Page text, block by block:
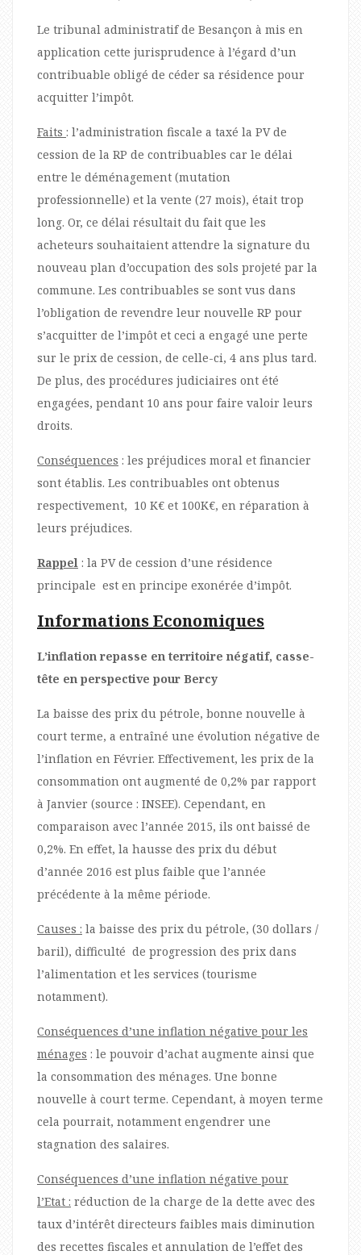
Le tribunal administratif de Besançon à mis en
application cette jurisprudence à l’égard d’un
contribuable obligé de céder sa résidence pour
acquitter l’impôt.
Faits : l’administration fiscale a taxé la PV de
cession de la RP de contribuables car le délai
entre le déménagement (mutation
professionnelle) et la vente (27 mois), était trop
long. Or, ce délai résultait du fait que les
acheteurs souhaitaient attendre la signature du
nouveau plan d’occupation des sols projeté par la
commune. Les contribuables se sont vus dans
l’obligation de revendre leur nouvelle RP pour
s’acquitter de l’impôt et ceci a engagé une perte
sur le prix de cession, de celle-ci, 4 ans plus tard.
De plus, des procédures judiciaires ont été
engagées, pendant 10 ans pour faire valoir leurs
droits.
Conséquences : les préjudices moral et financier
sont établis. Les contribuables ont obtenus
respectivement, 10 K€ et 100K€, en réparation à
leurs préjudices.
Rappel : la PV de cession d’une résidence
principale est en principe exonérée d’impôt.
Informations Economiques
L’inflation repasse en territoire négatif, casse-
tête en perspective pour Bercy
La baisse des prix du pétrole, bonne nouvelle à
court terme, a entraîné une évolution négative de
l’inflation en Février. Effectivement, les prix de la
consommation ont augmenté de 0,2% par rapport
à Janvier (source : INSEE). Cependant, en
comparaison avec l’année 2015, ils ont baissé de
0,2%. En effet, la hausse des prix du début
d’année 2016 est plus faible que l’année
précédente à la même période.
Causes : la baisse des prix du pétrole, (30 dollars /
baril), difficulté de progression des prix dans
l’alimentation et les services (tourisme
notamment).
Conséquences d’une inflation négative pour les
ménages : le pouvoir d’achat augmente ainsi que
la consommation des ménages. Une bonne
nouvelle à court terme. Cependant, à moyen terme
cela pourrait, notamment engendrer une
stagnation des salaires.
Conséquences d’une inflation négative pour
l’Etat : réduction de la charge de la dette avec des
taux d’intérêt directeurs faibles mais diminution
des recettes fiscales et annulation de l’effet des